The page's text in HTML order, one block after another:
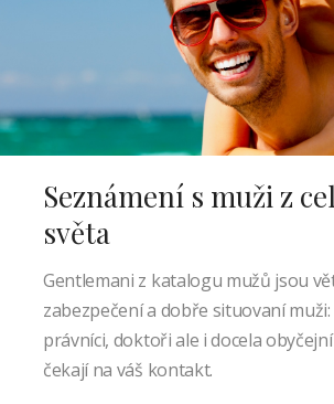
Seznámení s muži z
světa
Gentlemani z katalogu mužů jsou
zabezpečení a dobře situovaní
právníci, doktoři ale i docela
čekají na váš kontakt.